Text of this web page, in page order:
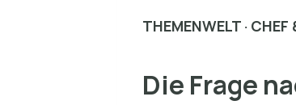
THEMENWELT ·
Die Frage